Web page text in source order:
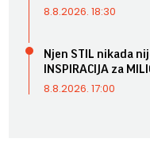
8.8.2026. 18:30
Njen STIL nikada
INSPIRACIJA za
8.8.2026. 17:00